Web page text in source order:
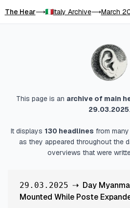
The Hear⟶ Italy Archive⟶March
This page is an archive of main
29.03.2025.
It displays 130 headlines from
as they appeared throughout the
overviews that were
29.03.2025 ⇢ Day
Mounted While Poste